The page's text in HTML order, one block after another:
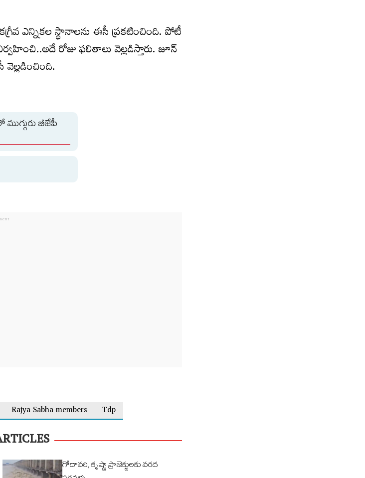
ఎన్నికల స్థానాలను ఈసీ ప్రకటించింది. పోటీ
రోజు ఫలితాలు వెల్లడిస్తారు. జూన్
వెల్లడించింది.
బీజేపీ
Rajya Sabha members Tdp
గోదావరి, కృష్ణా ప్రాజెక్టులకు వరద